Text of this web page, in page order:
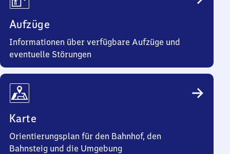
Aufzüge
Informationen über verfügbare Aufzüge und
eventuelle Störungen
Karte
Orientierungsplan für den Bahnhof, den
Bahnsteig und die Umgebung